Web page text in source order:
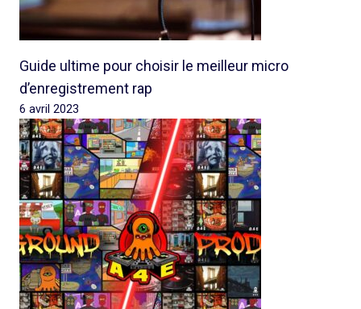
Guide ultime pour choisir le meilleur micro
d’enregistrement rap
6 avril 2023